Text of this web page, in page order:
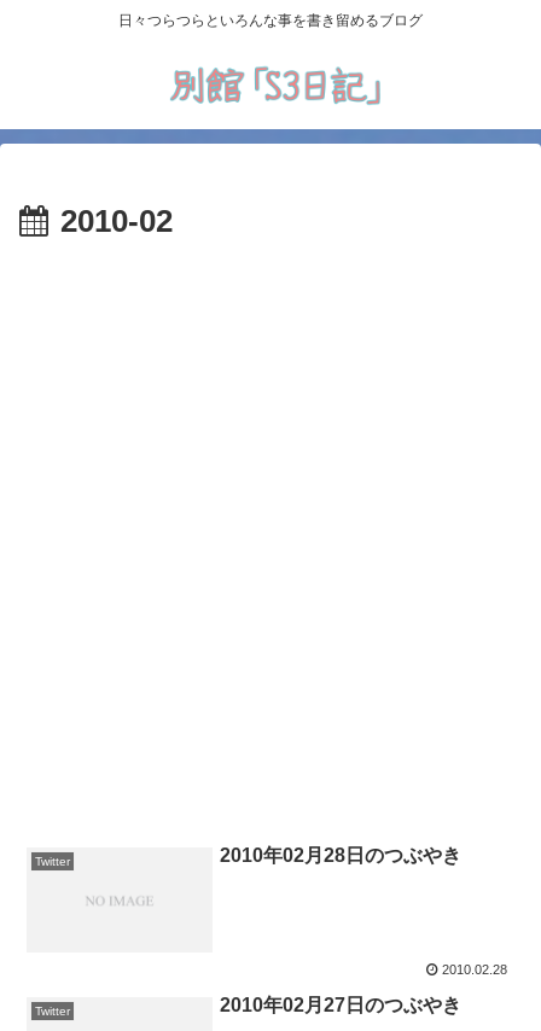
日々つらつらといろんな事を書き留めるブログ
2010-02
Twitter 2010年02月28日のつぶやき
2010.02.28
Twitter 2010年02月27日のつぶやき